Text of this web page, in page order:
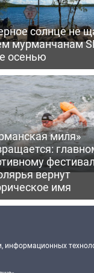
солнце не
мурманчанам
осенью
миля»
вернут
имя
информационных